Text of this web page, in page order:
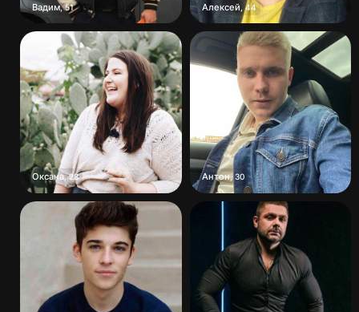
Вадим,51 Алексей ,44
Оксана,28 Антон,30